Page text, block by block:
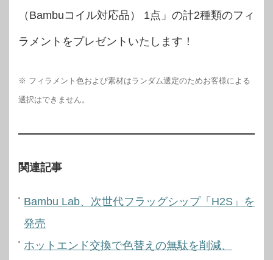
（Bambuコイル対応品） 1点」の計2種類のフィ
ラメントをプレゼントいたします！
※ フィラメント色および素材はランダム選定のためお客様による
選択はできません。
関連記事
Bambu Lab、次世代フラッグシップ「H2S」を
発売
ホットエンド交換で色替えの無駄を削減、